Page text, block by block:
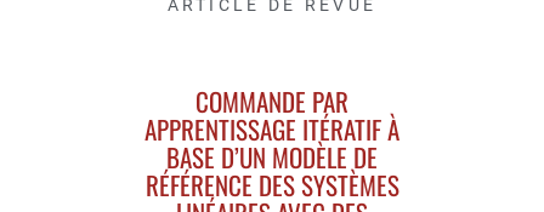
ARTICLE DE REVUE
COMMANDE PAR
APPRENTISSAGE ITÉRATIF À
BASE D’UN MODÈLE DE
RÉFÉRENCE DES SYSTÈMES